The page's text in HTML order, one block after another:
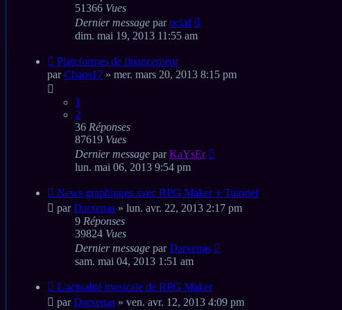
51366 Vues
Dernier message paroclaf
dim. mai 19, 2013 11:55 am
Plateformes de financement
parChaos17 » mer. mars 20, 2013 8:15 pm
1
2
36 Réponses
87619 Vues
Dernier message parKaYsEr
lun. mai 06, 2013 9:54 pm
News graphiques avec RPG Maker + Tutoriel
parDarxenas » lun. avr. 22, 2013 2:17 pm
9 Réponses
39824 Vues
Dernier message parDarxenas
sam. mai 04, 2013 1:51 am
L'actualité musicale de RPG Maker
parDarxenas » ven. avr. 12, 2013 4:09 pm